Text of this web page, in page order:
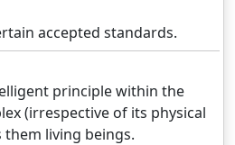
accepted standards.
principle within the
(irrespective of its physical
living beings.